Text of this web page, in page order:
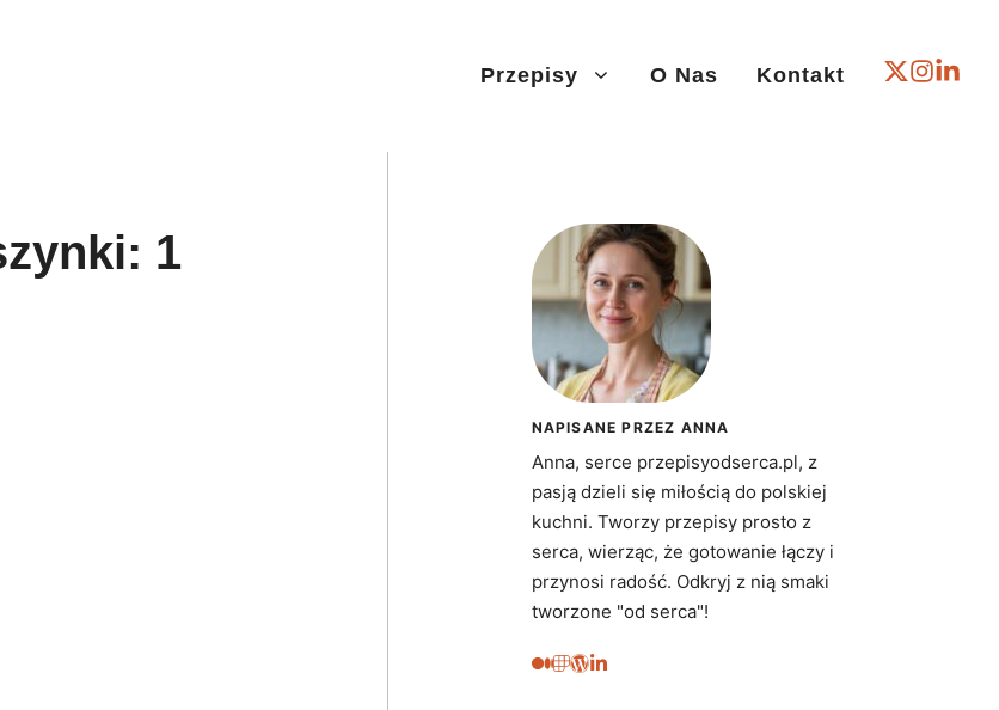
Przepisy O Nas Kontakt
1
NAPISANE PRZEZ ANNA
Anna, serce przepisyodserca.pl, z
pasją dzieli się miłością do polskiej
kuchni. Tworzy przepisy prosto z
serca, wierząc, że gotowanie łączy i
przynosi radość. Odkryj z nią smaki
tworzone "od serca"!